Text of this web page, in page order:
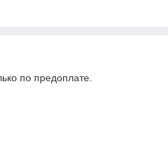
по предоплате.